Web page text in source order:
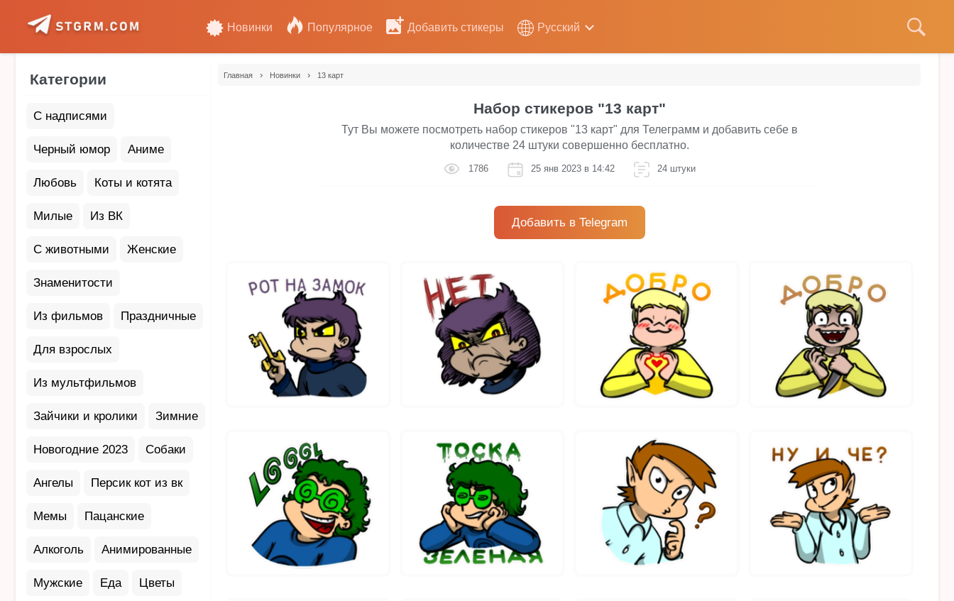
Новинки Популярное Добавить стикеры Русский
Категории
С надписями
Черный юмор Аниме
Любовь Коты и котята
Милые Из ВК
С животными Женские
Знаменитости
Из фильмов Праздничные
Для взрослых
Из мультфильмов
Зайчики и кролики Зимние
Новогодние 2023 Собаки
Ангелы Персик кот из вк
Мемы Пацанские
Алкоголь Анимированные
Мужские Еда Цветы
Главная › Новинки › 13 карт
Набор стикеров "13 карт"
Тут Вы можете посмотреть набор стикеров "13 карт" для Телеграмм и добавить себе в
количестве 24 штуки совершенно бесплатно.
1786 25 янв 2023 в 14:42 24 штуки
Добавить в Telegram